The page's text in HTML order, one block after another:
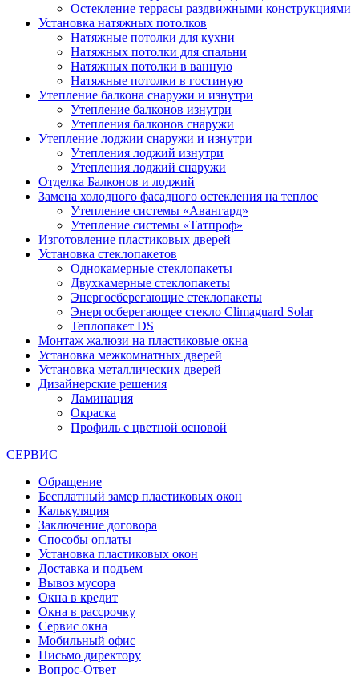
Остекление террасы раздвижными конструкциями
Установка натяжных потолков
Натяжные потолки для кухни
Натяжных потолки для спальни
Натяжных потолки в ванную
Натяжные потолки в гостиную
Утепление балкона снаружи и изнутри
Утепление балконов изнутри
Утепления балконов снаружи
Утепление лоджии снаружи и изнутри
Утепления лоджий изнутри
Утепления лоджий снаружи
Отделка Балконов и лоджий
Замена холодного фасадного остекления на теплое
Утепление системы «Авангард»
Утепление системы «Татпроф»
Изготовление пластиковых дверей
Установка стеклопакетов
Однокамерные стеклопакеты
Двухкамерные стеклопакеты
Энергосберегающие стеклопакеты
Энергосберегающее стекло Climaguard Solar
Теплопакет DS
Монтаж жалюзи на пластиковые окна
Установка межкомнатных дверей
Установка металлических дверей
Дизайнерские решения
Ламинация
Окраска
Профиль с цветной основой
СЕРВИС
Обращение
Бесплатный замер пластиковых окон
Калькуляция
Заключение договора
Способы оплаты
Установка пластиковых окон
Доставка и подъем
Вывоз мусора
Окна в кредит
Окна в рассрочку
Сервис окна
Мобильный офис
Письмо директору
Вопрос-Ответ